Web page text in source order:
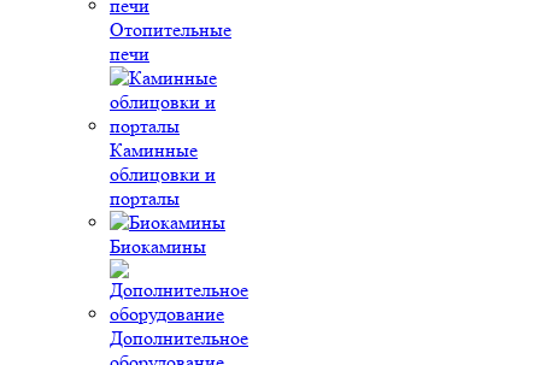
Отопительные
печи
Каминные
облицовки и
порталы
Биокамины
Дополнительное